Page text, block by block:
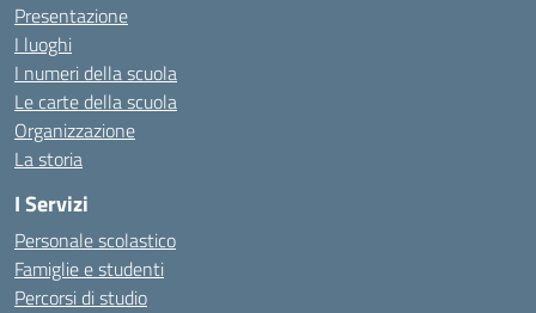
Presentazione
I luoghi
I numeri della scuola
Le carte della scuola
Organizzazione
La storia
I Servizi
Personale scolastico
Famiglie e studenti
Percorsi di studio